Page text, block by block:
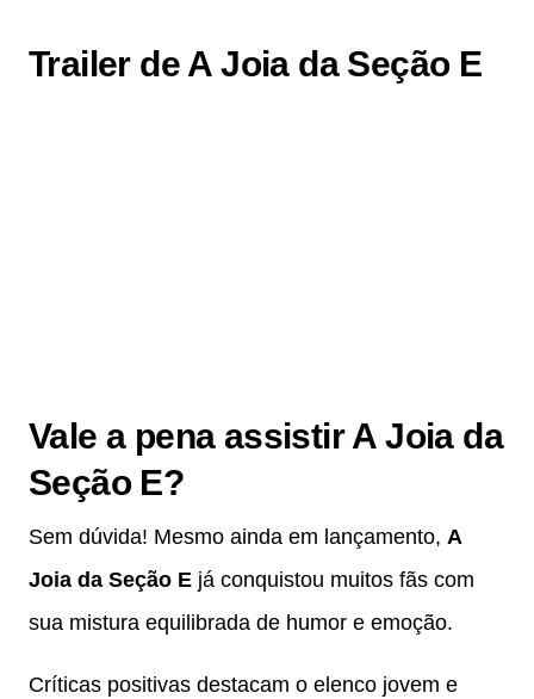
Trailer de A Joia da Seção E
Vale a pena assistir A Joia da
Seção E?
Sem dúvida! Mesmo ainda em lançamento, A
Joia da Seção E já conquistou muitos fãs com
sua mistura equilibrada de humor e emoção.
Críticas positivas destacam o elenco jovem e